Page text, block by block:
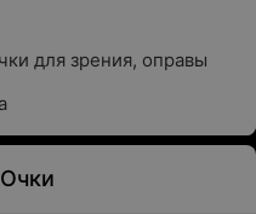
для зрения, оправы